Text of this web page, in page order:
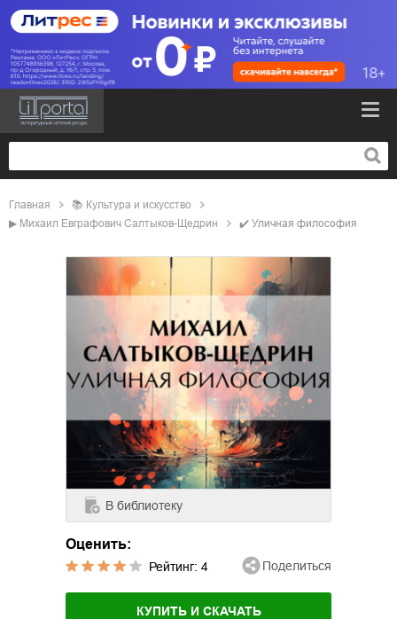
Главная 📚
культура и искусство
▶ Михаил Евграфович Салтыков-Щедрин ✔️ Уличная философия
В библиотеку
Оценить:
Рейтинг: 4 Поделиться
КУПИТЬ И СКАЧАТЬ